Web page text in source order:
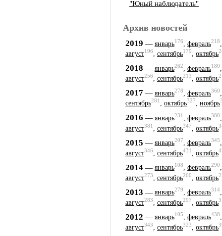
"Юный наблюдатель"
Архив новостей
2019 — январь176 февраль218
август196, сентябрь179, октябрь
2018 — январь262 февраль180
август256, сентябрь213, октябрь
2017 — январь278 февраль360
сентябрь281, октябрь327, ноябрь
2016 — январь231 февраль380
август381 сентябрь347 октябрь
2015 — январь207, февраль345
август346 сентябрь431 октябрь
2014 — январь108, февраль290
август273 сентябрь260 октябрь
2013 — январь279, февраль314
август283 сентябрь297 октябрь
2012 — январь105, февраль438
август343, сентябрь323, октябрь